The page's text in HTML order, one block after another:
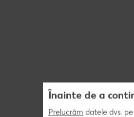
Înainte de a
Prelucrăm datele dvs.